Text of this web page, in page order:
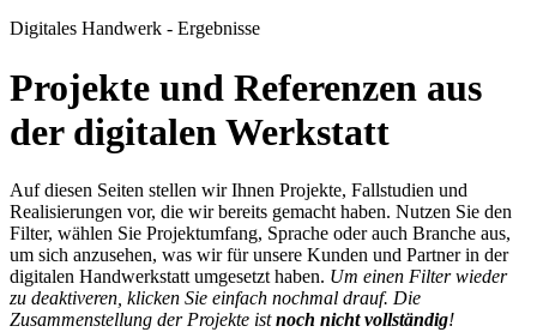
Digitales Handwerk - Ergebnisse
Projekte und Referenzen aus
der digitalen Werkstatt
Auf diesen Seiten stellen wir Ihnen Projekte, Fallstudien und
Realisierungen vor, die wir bereits gemacht haben. Nutzen Sie den
Filter, wählen Sie Projektumfang, Sprache oder auch Branche aus,
um sich anzusehen, was wir für unsere Kunden und Partner in der
digitalen Handwerkstatt umgesetzt haben. Um einen Filter wieder
zu deaktiveren, klicken Sie einfach nochmal drauf. Die
Zusammenstellung der Projekte istnoch nicht vollständig!